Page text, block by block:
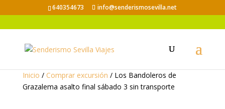
640354673 info@senderismosevilla.net
Inicio / Comprar excursión / Los Bandoleros de
Grazalema asalto final sábado 3 sin transporte